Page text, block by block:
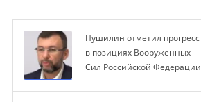
Пушилин отметил прогресс
в позициях Вооруженных
Сил Российской Федерации